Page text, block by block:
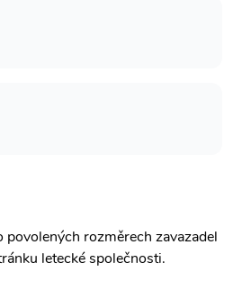
rozměrech zavazadel
letecké společnosti.